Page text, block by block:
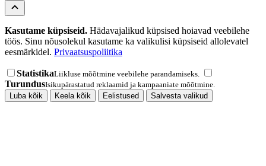
Kasutame küpsiseid. Hädavajalikud küpsised hoiavad veebilehe
töös. Sinu nõusolekul kasutame ka valikulisi küpsiseid allolevatel
eesmärkidel. Privaatsuspoliitika
StatistikaLiikluse mõõtmine veebilehe parandamiseks.
TurundusIsikupärastatud reklaamid ja kampaaniate mõõtmine.
Luba kõik
Keela kõik Eelistused Salvesta valikud